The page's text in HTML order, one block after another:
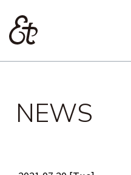
NEWS